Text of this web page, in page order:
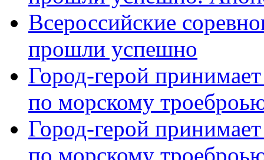
Всероссийские
прошли успешно
Город-герой
по морскому
Город-герой